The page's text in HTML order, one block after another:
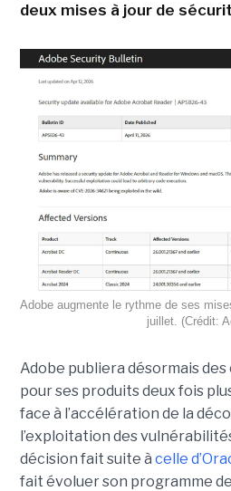
deux mises à jour de
Adobe augmente le rythme de ses
juillet. (Crédit:
Adobe publiera désormais
pour ses produits deux fois
face à l’accélération de la
l’exploitation des
décision fait suite à celle
fait évoluer son programme